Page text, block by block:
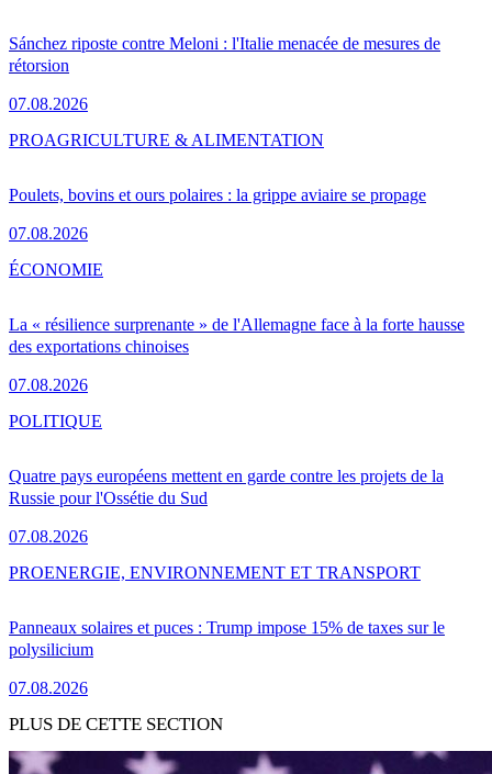
Sánchez riposte contre Meloni : l'Italie menacée de mesures de
rétorsion
07.08.2026
Poulets, bovins et ours polaires : la grippe aviaire se propage
07.08.2026
PROAGRICULTURE & ALIMENTATION
La « résilience surprenante » de l'Allemagne face à la forte hausse
des exportations chinoises
07.08.2026
ÉCONOMIE
Quatre pays européens mettent en garde contre les projets de la
Russie pour l'Ossétie du Sud
07.08.2026
POLITIQUE
Panneaux solaires et puces : Trump impose 15% de taxes sur le
polysilicium
07.08.2026
PROENERGIE, ENVIRONNEMENT ET TRANSPORT
PLUS DE CETTE SECTION